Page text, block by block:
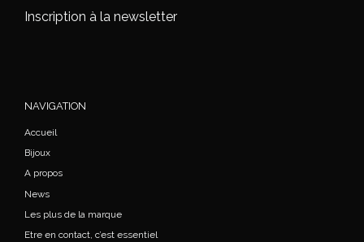
Inscription à la newsletter
NAVIGATION
Accueil
Bijoux
A propos
News
Les plus de la marque
Etre en contact, c’est essentiel